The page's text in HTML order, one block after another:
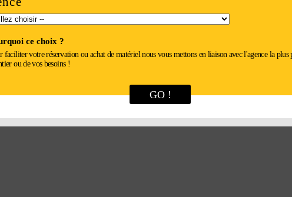
ce choix ?
faciliter votre réservation ou achat de matériel nous vous mettons en liaison avec l'agence la plus
ou de vos besoins !
GO !